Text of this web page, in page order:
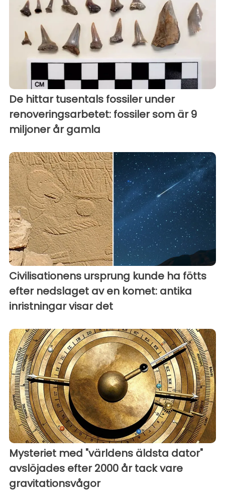
De hittar tusentals fossiler under
renoveringsarbetet: fossiler som är 9
miljoner år gamla
Civilisationens ursprung kunde ha fötts
efter nedslaget av en komet: antika
inristningar visar det
Mysteriet med "världens äldsta dator"
avslöjades efter 2000 år tack vare
gravitationsvågor